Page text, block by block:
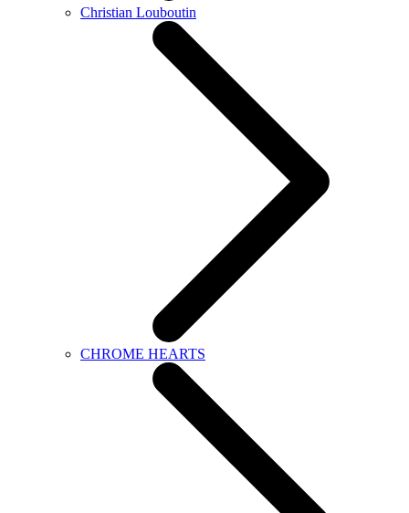
Christian Louboutin
CHROME HEARTS